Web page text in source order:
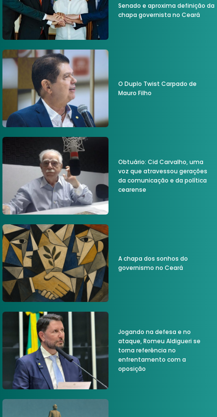
Senado e aproxima definição da
chapa governista no Ceará
O Duplo Twist Carpado de
Mauro Filho
Obtuário: Cid Carvalho, uma
voz que atravessou gerações
da comunicação e da política
cearense
A chapa dos sonhos do
governismo no Ceará
Jogando na defesa e no
ataque, Romeu Aldigueri se
torna referência no
enfrentamento com a
oposição